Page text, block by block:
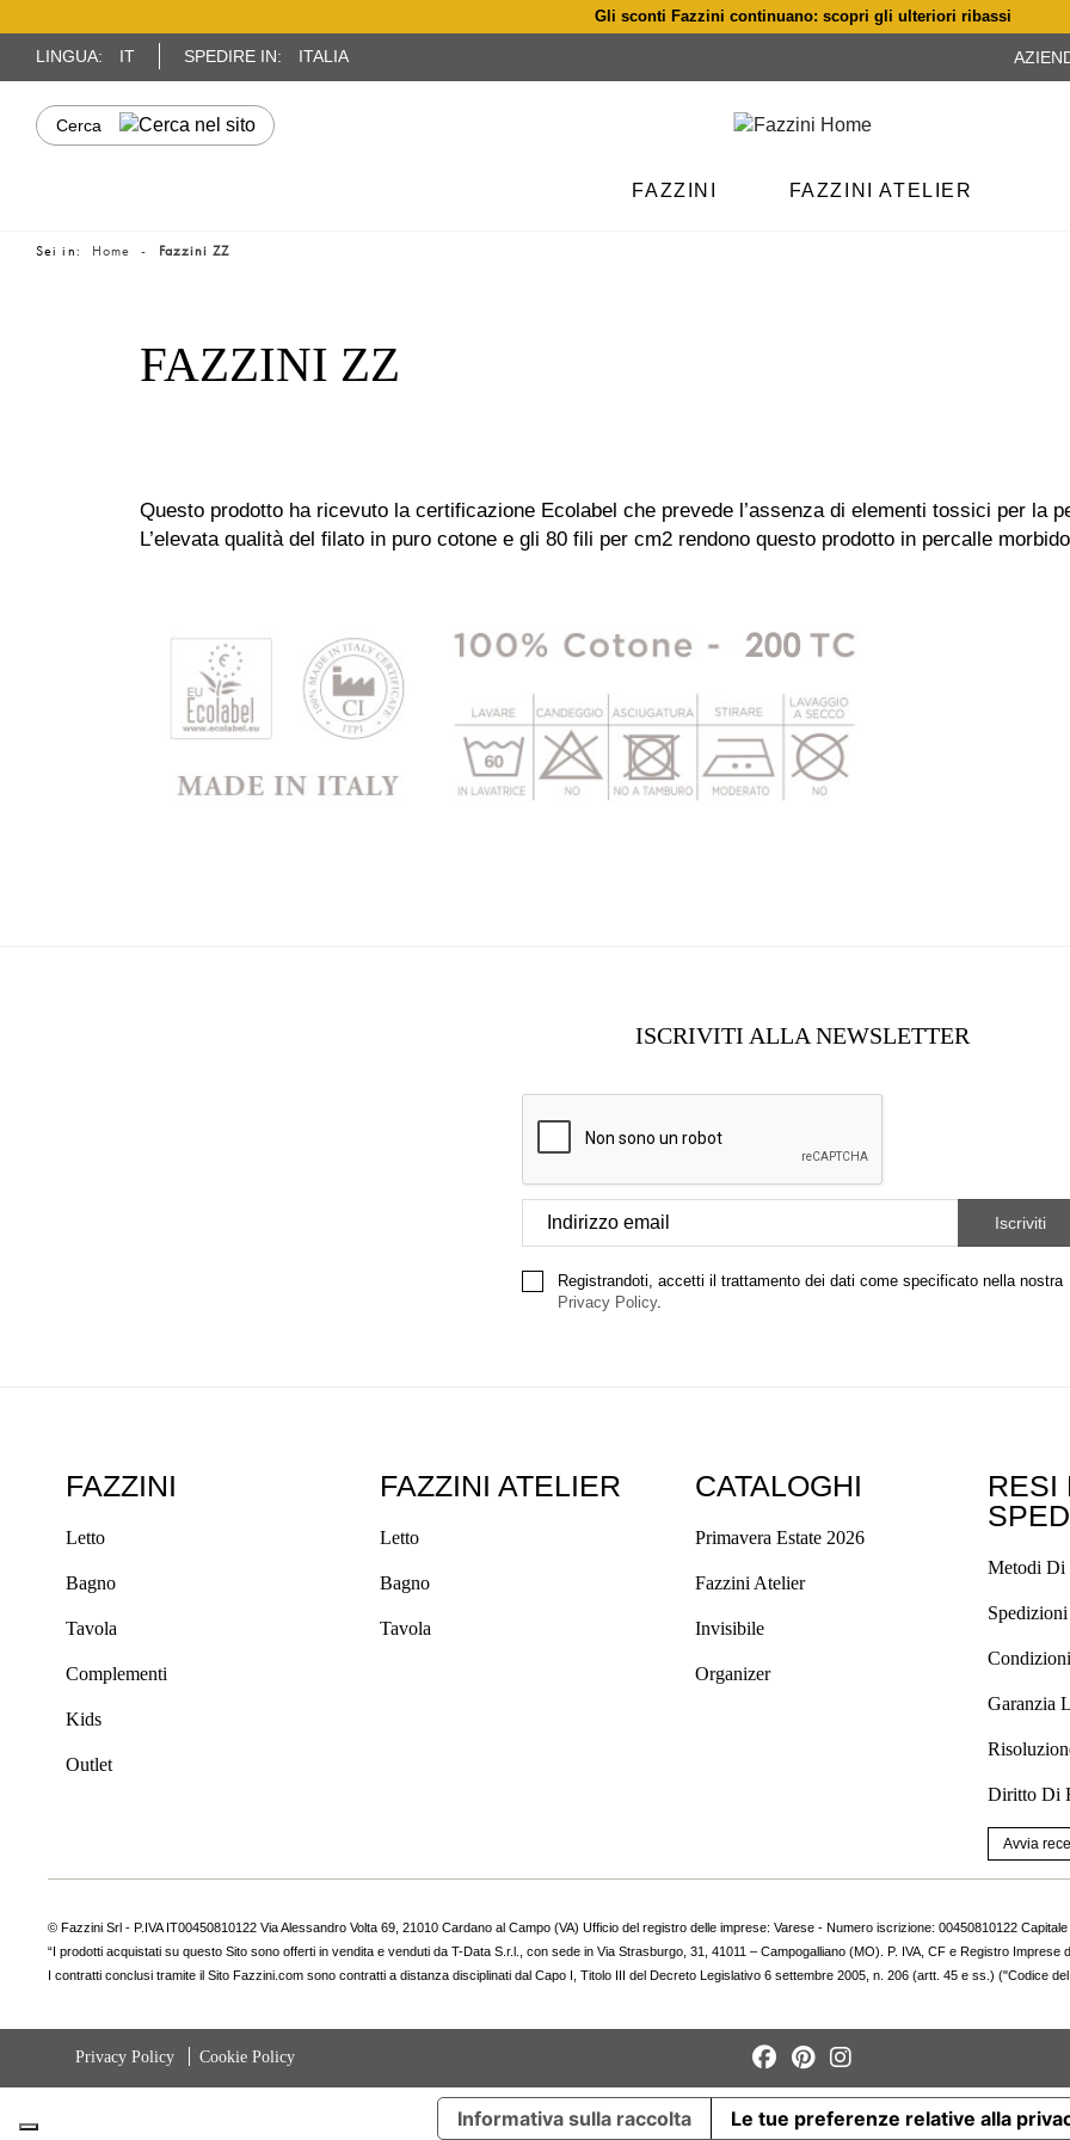
Gli sconti Fazzini continuano: scopri gli ulteriori ribassi
LINGUA: IT SPEDIRE IN: ITALIA
FAZZINI FAZZINI ATELIER
Sei in: Home Fazzini ZZ
FAZZINI ZZ
Questo prodotto ha ricevuto la certificazione Ecolabel che prevede l’assenza di elementi tossici per la
L’elevata qualità del filato in puro cotone e gli 80 fili per cm2 rendono questo prodotto in percalle
ISCRIVITI ALLA NEWSLETTER
Registrandoti, accetti il trattamento dei dati come specificato nella nostra
Privacy Policy.
FAZZINI
Letto
Bagno
Tavola
Complementi
Kids
Outlet
FAZZINI ATELIER
Letto
Bagno
Tavola
CATALOGHI
Primavera Estate 2026
Fazzini Atelier
Invisibile
Organizer
RESI
Metodi Di
Garanzia
Diritto Di
Avvia
© Fazzini Srl - P.IVA IT00450810122 Via Alessandro Volta 69, 21010 Cardano al Campo (VA) Ufficio del registro delle imprese: Varese - Numero iscrizione: 00450810122 Capitale
“I prodotti acquistati su questo Sito sono offerti in vendita e venduti da T-Data S.r.l., con sede in Via Strasburgo, 31, 41011 – Campogalliano (MO). P. IVA, CF e Registro Imprese
I contratti conclusi tramite il Sito Fazzini.com sono contratti a distanza disciplinati dal Capo I, Titolo III del Decreto Legislativo 6 settembre 2005, n. 206 (artt. 45 e ss.) ("Codice del
Privacy Policy Cookie Policy
Informativa sulla raccolta Le tue preferenze relative alla